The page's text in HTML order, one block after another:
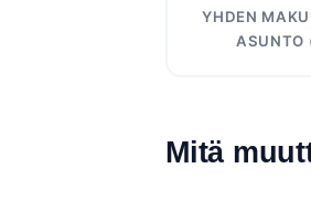
YHDEN
ASUNTO
Mitä